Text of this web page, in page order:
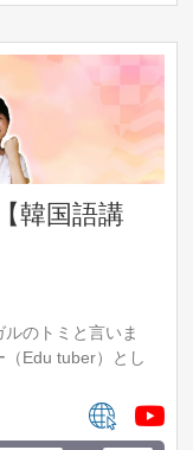
韓国語講
のトミと言いま
Edu tuber）とし